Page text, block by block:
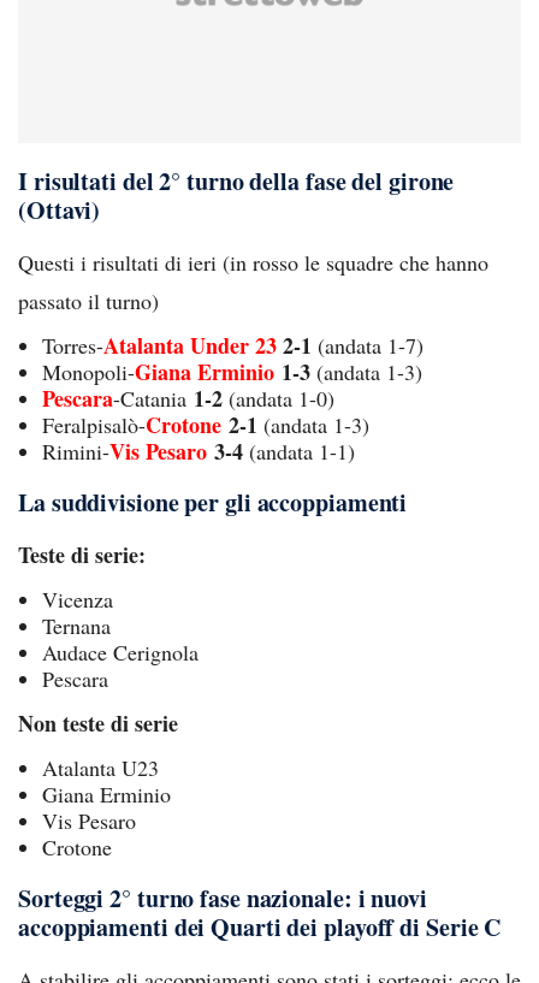
I risultati del 2° turno della fase del girone
(Ottavi)
Questi i risultati di ieri (in rosso le squadre che hanno
passato il turno)
Torres-Atalanta Under 232-1 (andata 1-7)
Monopoli-Giana Erminio 1-3 (andata 1-3)
Pescara-Catania 1-2 (andata 1-0)
Feralpisalò-Crotone 2-1 (andata 1-3)
Rimini-Vis Pesaro 3-4 (andata 1-1)
La suddivisione per gli accoppiamenti
Teste di serie:
Vicenza
Ternana
Audace Cerignola
Pescara
Non teste di serie
Atalanta U23
Giana Erminio
Vis Pesaro
Crotone
Sorteggi 2° turno fase nazionale: i nuovi
accoppiamenti dei Quarti dei playoff di Serie C